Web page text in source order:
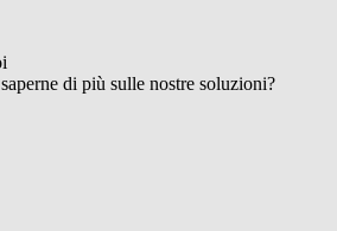
di più sulle nostre soluzioni?